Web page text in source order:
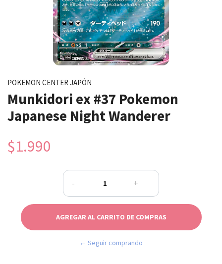
POKEMON CENTER JAPÓN
Munkidori ex #37 Pokemon
Japanese Night Wanderer
$1.990
- +
← Seguir comprando